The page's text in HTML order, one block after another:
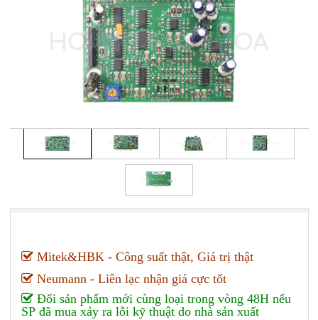
Mitek&HBK - Công suất thật, Giá trị thật
Neumann - Liên lạc nhận giá cực tốt
Đổi sản phẩm mới cùng loại trong vòng 48H nếu
SP đã mua xảy ra lỗi kỹ thuật do nhà sản xuất